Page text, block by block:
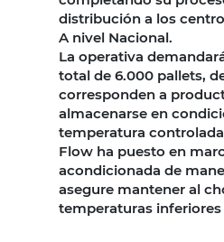
distribución a los
A nivel Nacional.
La operativa
total de 6.000 pallets,
corresponden a
almacenarse en
temperatura
Flow ha puesto en
acondicionada de
asegure mantener al
temperaturas inferiores